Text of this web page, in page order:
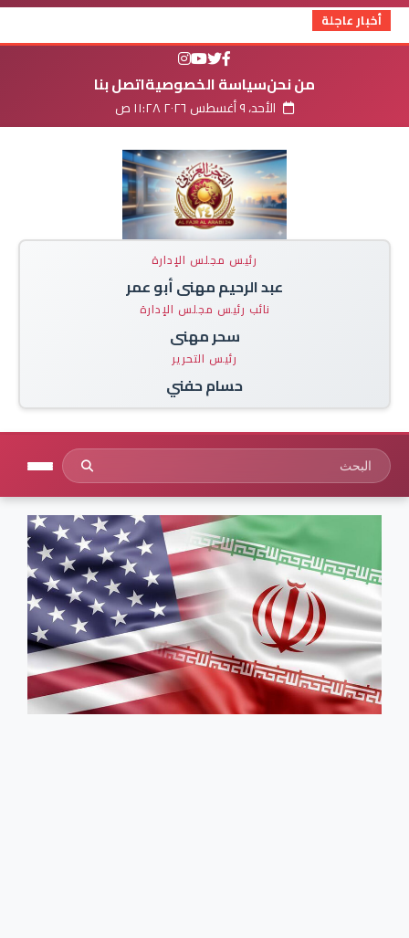
أخبار عاجلة
من نحنسياسة الخصوصيةاتصل بنا
الأحد، ٩ أغسطس ٢٠٢٦ ١١:٢٨ ص
رئيس مجلس الإدارة
عبد الرحيم مهنى أبو عمر
نائب رئيس مجلس الإدارة
سحر مهنى
رئيس التحرير
حسام حفني